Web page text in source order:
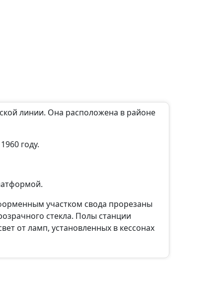
линии. Она расположена в районе
году.
участком свода прорезаны
стекла. Полы станции
от ламп, установленных в кессонах